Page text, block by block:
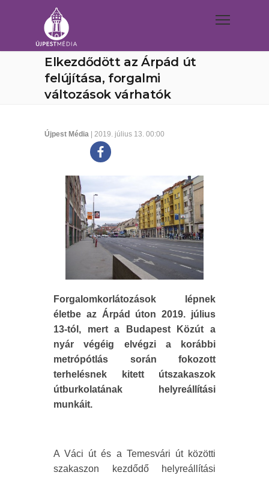
Elkezdődött az Árpád út
felújítása, forgalmi
változások várhatók
Újpest Média | 2019. július 13. 00:00
Forgalomkorlátozások lépnek
életbe az Árpád úton 2019. július
13-tól, mert a Budapest Közút a
nyár végéig elvégzi a korábbi
metrópótlás során fokozott
terhelésnek kitett útszakaszok
útburkolatának helyreállítási
munkáit.
A Váci út és a Temesvári út közötti
szakaszon kezdődő helyreállítási